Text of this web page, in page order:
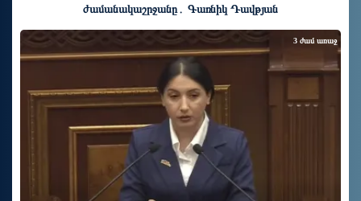
ժամանակաշրջանը․ Գառնիկ Դավթյան
3 ժամ առաջ